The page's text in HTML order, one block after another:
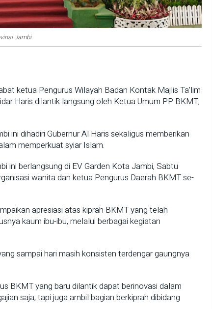
Jambi.
ketua Pengurus Wilayah Badan Kontak Majlis Ta’lim
Haris dilantik langsung oleh Ketua Umum PP BKMT,
ini dihadiri Gubernur Al Haris sekaligus memberikan
memperkuat syiar Islam.
ini berlangsung di EV Garden Kota Jambi, Sabtu
wanita dan ketua Pengurus Daerah BKMT se-
apresiasi atas kiprah BKMT yang telah
kaum ibu-ibu, melalui berbagai kegiatan
sampai hari masih konsisten terdengar gaungnya
BKMT yang baru dilantik dapat berinovasi dalam
saja, tapi juga ambil bagian berkiprah dibidang